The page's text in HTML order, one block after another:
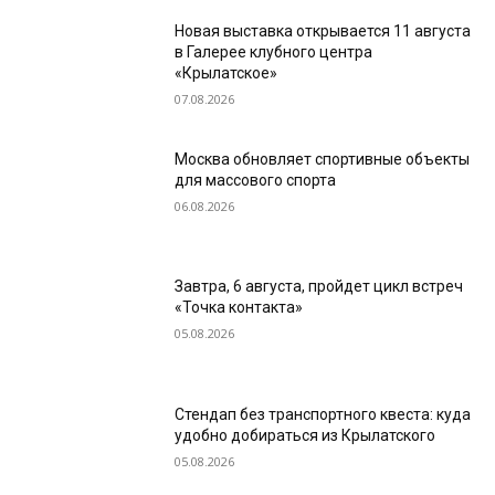
Новая выставка открывается 11 августа
в Галерее клубного центра
«Крылатское»
07.08.2026
Москва обновляет спортивные объекты
для массового спорта
06.08.2026
Завтра, 6 августа, пройдет цикл встреч
«Точка контакта»
05.08.2026
Стендап без транспортного квеста: куда
удобно добираться из Крылатского
05.08.2026